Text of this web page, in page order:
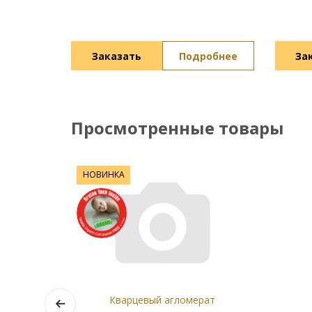
Заказать Подробнее
Просмотренные товары
НОВИНКА
Кварцевый агломерат